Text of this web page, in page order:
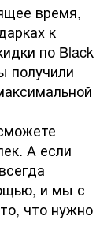
время,
к
по Black
получили
А если
и мы с
что нужно